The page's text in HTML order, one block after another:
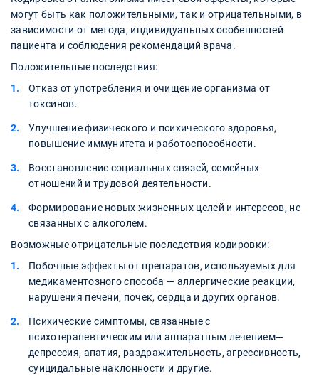
могут быть как положительными, так и отрицательными, в
зависимости от метода, индивидуальных особенностей
пациента и соблюдения рекомендаций врача.
Положительные последствия:
Отказ от употребления и очищение организма от
токсинов.
Улучшение физического и психического здоровья,
повышение иммунитета и работоспособности.
Восстановление социальных связей, семейных
отношений и трудовой деятельности.
Формирование новых жизненных целей и интересов, не
связанных с алкоголем.
Возможные отрицательные последствия кодировки:
Побочные эффекты от препаратов, используемых для
медикаментозного способа — аллергические реакции,
нарушения печени, почек, сердца и других органов.
Психические симптомы, связанные с
психотерапевтическим или аппаратным лечением—
депрессия, апатия, раздражительность, агрессивность,
суицидальные наклонности и другие.